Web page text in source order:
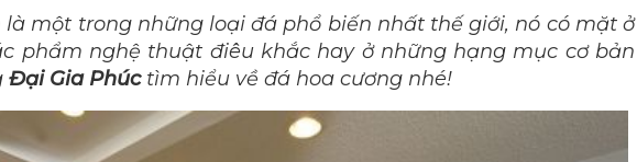
là một trong những loại đá phổ biến nhất thế giới, nó có mặt ở
phẩm nghệ thuật điêu khắc hay ở những hạng mục cơ bản
Đại Gia Phúctìm hiểu về đá hoa cương nhé!